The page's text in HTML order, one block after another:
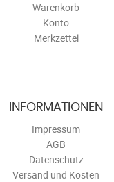
Warenkorb
Konto
Merkzettel
INFORMATIONEN
Impressum
AGB
Datenschutz
Versand und Kosten